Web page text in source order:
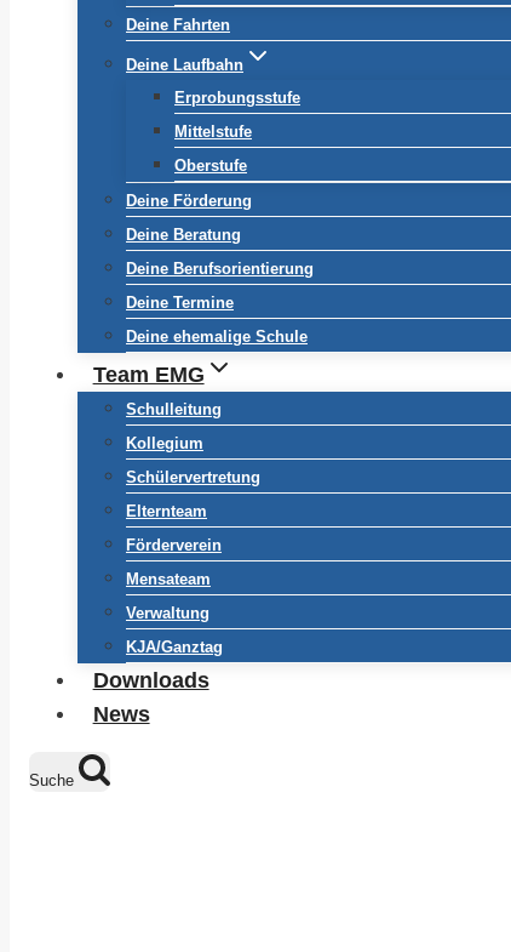
Deine Fahrten
Deine Laufbahn
Erprobungsstufe
Mittelstufe
Oberstufe
Deine Förderung
Deine Beratung
Deine Berufsorientierung
Deine Termine
Deine ehemalige Schule
Team EMG
Schulleitung
Kollegium
Schülervertretung
Elternteam
Förderverein
Mensateam
Verwaltung
KJA/Ganztag
Downloads
News
Suche